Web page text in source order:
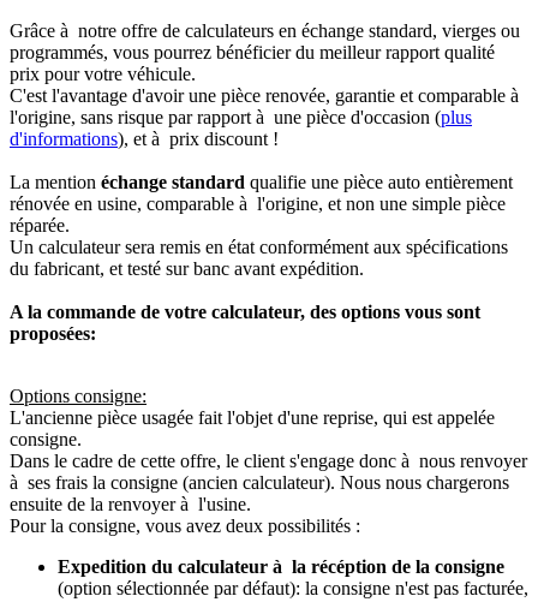
Grâce à notre offre de calculateurs en échange standard, vierges ou
programmés, vous pourrez bénéficier du meilleur rapport qualité
prix pour votre véhicule.
C'est l'avantage d'avoir une pièce renovée, garantie et comparable à
l'origine, sans risque par rapport à une pièce d'occasion (plus
d'informations), et à prix discount !
La mention échange standard qualifie une pièce auto entièrement
rénovée en usine, comparable à l'origine, et non une simple pièce
réparée.
Un calculateur sera remis en état conformément aux spécifications
du fabricant, et testé sur banc avant expédition.
A la commande de votre calculateur, des options vous sont
proposées:
Options consigne:
L'ancienne pièce usagée fait l'objet d'une reprise, qui est appelée
consigne.
Dans le cadre de cette offre, le client s'engage donc à nous renvoyer
à ses frais la consigne (ancien calculateur). Nous nous chargerons
ensuite de la renvoyer à l'usine.
Pour la consigne, vous avez deux possibilités :
Expedition du calculateur à la récéption de la consigne
(option sélectionnée par défaut): la consigne n'est pas facturée,